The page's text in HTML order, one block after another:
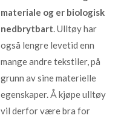
materiale og er biologisk
nedbrytbart. Ulltøy har
også lengre levetid enn
mange andre tekstiler, på
grunn av sine materielle
egenskaper. Å kjøpe ulltøy
vil derfor være bra for